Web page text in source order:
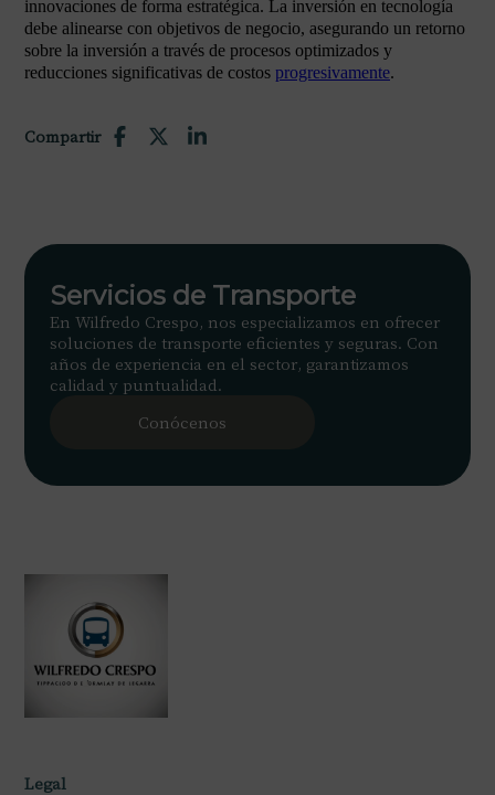
innovaciones de forma estratégica. La inversión en tecnología
debe alinearse con objetivos de negocio, asegurando un retorno
sobre la inversión a través de procesos optimizados y
reducciones significativas de costos progresivamente.
Compartir
Servicios de Transporte
En Wilfredo Crespo, nos especializamos en ofrecer
soluciones de transporte eficientes y seguras. Con
años de experiencia en el sector, garantizamos
calidad y puntualidad.
Conócenos
Legal